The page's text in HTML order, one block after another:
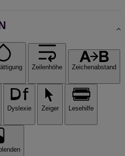
Zeilenhöhe Zeichenabstand
Dyslexie Zeiger Lesehilfe